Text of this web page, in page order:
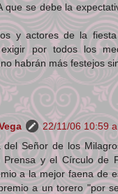
que se debe la
y actores de la
por todos los
habrán más festejos
22/11/06 10:59
del Señor de los
y el Círculo de
a la mejor faena de
a un torero "por